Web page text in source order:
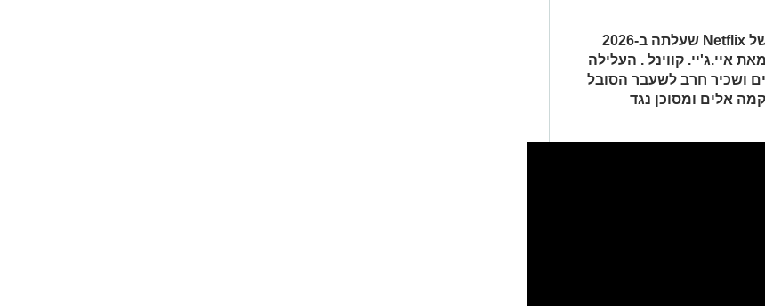
אש הנקמה היא סדרת מתח־אקשן חדשה של Netflix שעלתה ב-2026
ומבוססת על סדרת הספרים Man on Fire מאת איי.ג'יי. קווינל . העלילה
ושכיר חרב לשעבר הסובל
אלים ומסוכן נגד